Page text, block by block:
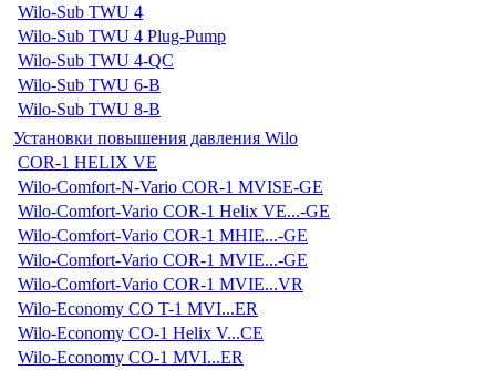
Wilo-Sub TWU 4
Wilo-Sub TWU 4 Plug-Pump
Wilo-Sub TWU 4-QC
Wilo-Sub TWU 6-B
Wilo-Sub TWU 8-B
Установки повышения давления Wilo
COR-1 HELIX VE
Wilo-Comfort-N-Vario COR-1 MVISE-GE
Wilo-Comfort-Vario COR-1 Helix VE...-GE
Wilo-Comfort-Vario COR-1 MHIE...-GE
Wilo-Comfort-Vario COR-1 MVIE...-GE
Wilo-Comfort-Vario COR-1 MVIE...VR
Wilo-Economy CO T-1 MVI...ER
Wilo-Economy CO-1 Helix V...CE
Wilo-Economy CO-1 MVI...ER